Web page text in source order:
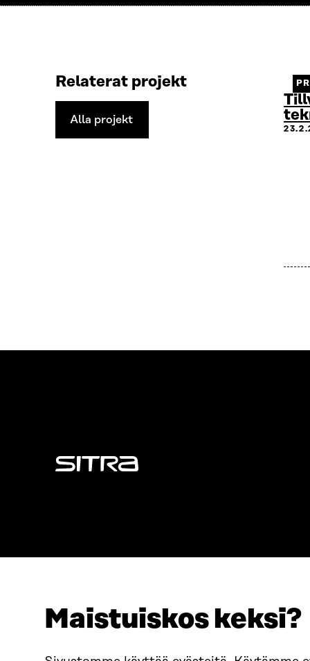
Maistuiskos keksi?
Relaterat projekt
Alla projekt
Alla
Sitra
Östersjögatan 11–13, PB 160, +358